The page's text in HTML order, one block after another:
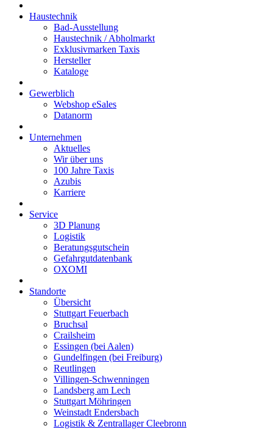
Haustechnik
Bad-Ausstellung
Haustechnik / Abholmarkt
Exklusivmarken Taxis
Hersteller
Kataloge
Gewerblich
Webshop eSales
Datanorm
Unternehmen
Aktuelles
Wir über uns
100 Jahre Taxis
Azubis
Karriere
Service
3D Planung
Logistik
Beratungsgutschein
Gefahrgutdatenbank
OXOMI
Standorte
Übersicht
Stuttgart Feuerbach
Bruchsal
Crailsheim
Essingen (bei Aalen)
Gundelfingen (bei Freiburg)
Reutlingen
Villingen-Schwenningen
Landsberg am Lech
Stuttgart Möhringen
Weinstadt Endersbach
Logistik & Zentrallager Cleebronn